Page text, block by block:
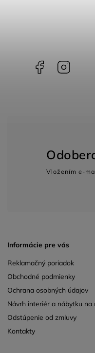
Facebook
Informácie pre vás
Reklamačný poriadok
Obchodné podmienky
Ochrana osobných údajov
Návrh interiér a nábytku na
Odstúpenie od zmluvy
Kontakty
Vložením e-